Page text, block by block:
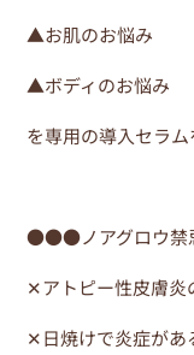
▲お肌のお悩み
▲ボディのお悩み
を専用の導入セラ
●●●ノアグロウ
✕アトピー性皮膚炎
✕日焼けで炎症があ